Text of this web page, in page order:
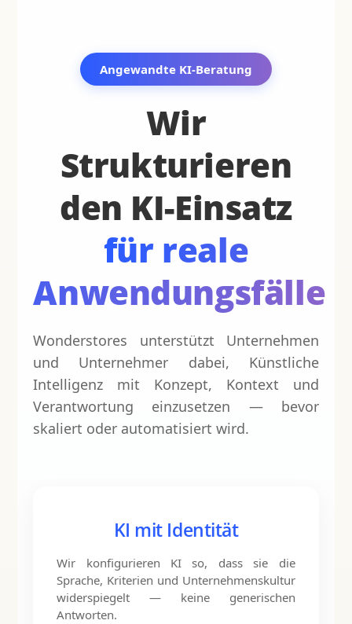
Angewandte KI-Beratung
Wir
Strukturieren
den KI-Einsatz
für reale
Anwendungsfälle
Wonderstores unterstützt Unternehmen
und Unternehmer dabei, Künstliche
Intelligenz mit Konzept, Kontext und
Verantwortung einzusetzen — bevor
skaliert oder automatisiert wird.
KI mit Identität
Wir konfigurieren KI so, dass sie die
Sprache, Kriterien und Unternehmenskultur
widerspiegelt — keine generischen
Antworten.